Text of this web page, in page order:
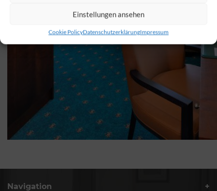
Einstellungen ansehen
Cookie PolicyDatenschutzerklärungImpressum
Navigation